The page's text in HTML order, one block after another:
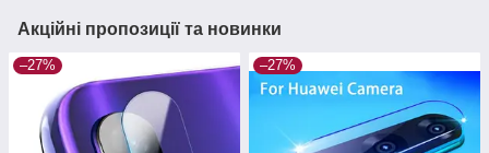
Акційні пропозиції та новинки
–27% –27%